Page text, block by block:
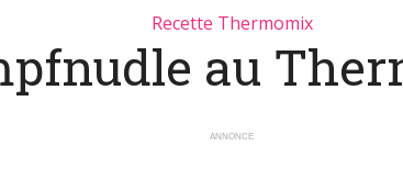
Recette Thermomix
au
ANNONCE